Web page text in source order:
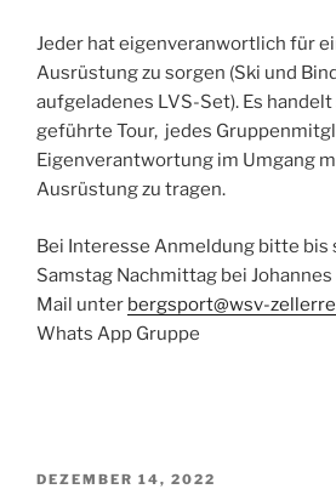
Jeder hat eigenveranwortlich für
Ausrüstung zu sorgen (Ski und
aufgeladenes LVS-Set). Es
geführte Tour, jedes
Eigenverantwortung im Umgang
Ausrüstung zu tragen.
Bei Interesse Anmeldung bitte bis
Samstag Nachmittag bei
Mail unter bergsport@wsv-
Whats App Gruppe
VERÖFFENTLICHT
DEZEMBER 14, 2022